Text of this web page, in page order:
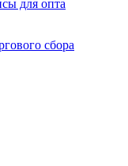
для опта
сбора